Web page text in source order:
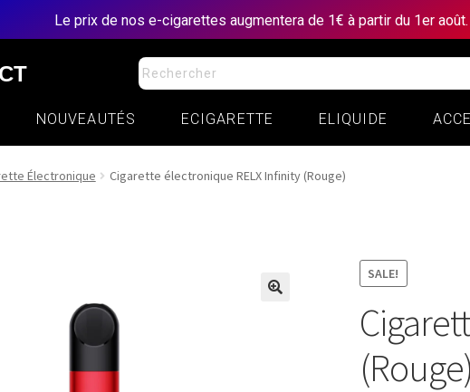
Le prix de nos e-cigarettes augmentera de 1€ à partir du 1er
NOUVEAUTÉS ECIGARETTE ELIQUIDE
Électronique Cigarette électronique RELX Infinity (Rouge)
SALE!
(Rouge)